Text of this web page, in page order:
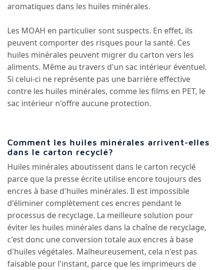
aromatiques dans les huiles minérales.
Les MOAH en particulier sont suspects. En effet, ils
peuvent comporter des risques pour la santé. Ces
huiles minérales peuvent migrer du carton vers les
aliments. Même au travers d'un sac intérieur éventuel.
Si celui-ci ne représente pas une barrière effective
contre les huiles minérales, comme les films en PET, le
sac intérieur n'offre aucune protection.
Comment les huiles minérales arrivent-elles
dans le carton recyclé?
Huiles minérales aboutissent dans le carton recyclé
parce que la presse écrite utilise encore toujours des
encres à base d'huiles minérales. Il est impossible
d'éliminer complètement ces encres pendant le
processus de recyclage. La meilleure solution pour
éviter les huiles minérales dans la chaîne de recyclage,
c'est donc une conversion totale aux encres à base
d'huiles végétales. Malheureusement, cela n'est pas
faisable pour l'instant, parce que les imprimeurs de